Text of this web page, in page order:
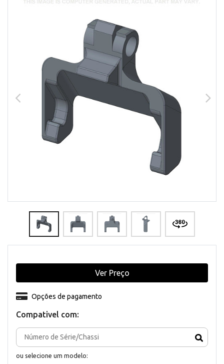
Compativel com:
ou selecione um modelo:
Opções de pagamento
Ver Preço